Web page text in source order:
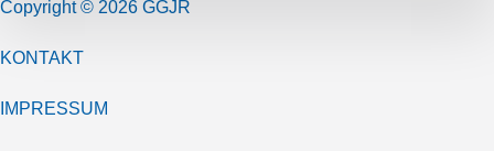
Copyright © 2026 GGJR
KONTAKT
IMPRESSUM